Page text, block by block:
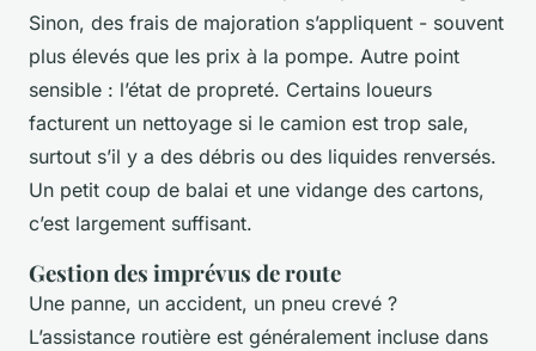
Sinon, des frais de majoration s’appliquent - souvent
plus élevés que les prix à la pompe. Autre point
sensible : l’état de propreté. Certains loueurs
facturent un nettoyage si le camion est trop sale,
surtout s’il y a des débris ou des liquides renversés.
Un petit coup de balai et une vidange des cartons,
c’est largement suffisant.
Gestion des imprévus de route
Une panne, un accident, un pneu crevé ?
L’assistance routière est généralement incluse dans